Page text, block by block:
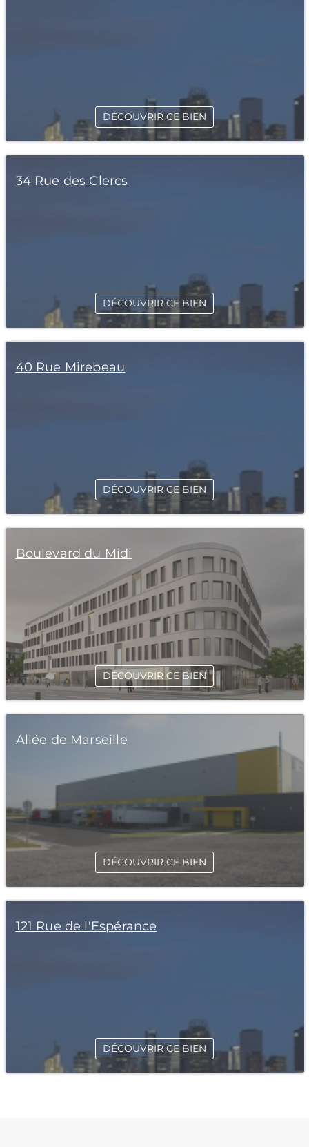
DÉCOUVRIR CE BIEN
34 Rue des Clercs
DÉCOUVRIR CE BIEN
40 Rue Mirebeau
DÉCOUVRIR CE BIEN
Boulevard du Midi
DÉCOUVRIR CE BIEN
Allée de Marseille
DÉCOUVRIR CE BIEN
121 Rue de l'Espérance
DÉCOUVRIR CE BIEN